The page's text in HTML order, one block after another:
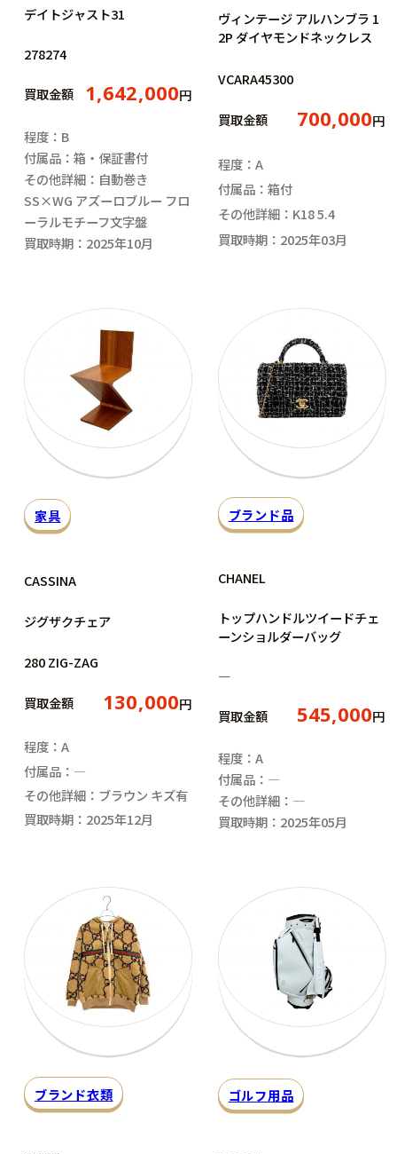
デイトジャスト31
278274
買取金額 1,642,000円
程度：B
付属品：箱・保証書付
その他詳細：自動巻き
SS×WG アズーロブルー フロ
ーラルモチーフ文字盤
買取時期：2025年10月
ヴィンテージ アルハンブラ 1
2P ダイヤモンドネックレス
VCARA45300
買取金額 700,000円
程度：A
付属品：箱付
その他詳細：K18 5.4
買取時期：2025年03月
家具
CASSINA
ジグザクチェア
280 ZIG-ZAG
買取金額 130,000円
程度：A
付属品：―
その他詳細：ブラウン キズ有
買取時期：2025年12月
ブランド品
CHANEL
トップハンドルツイードチェ
ーンショルダーバッグ
―
買取金額 545,000円
程度：A
付属品：―
その他詳細：―
買取時期：2025年05月
ブランド衣類 ゴルフ用品